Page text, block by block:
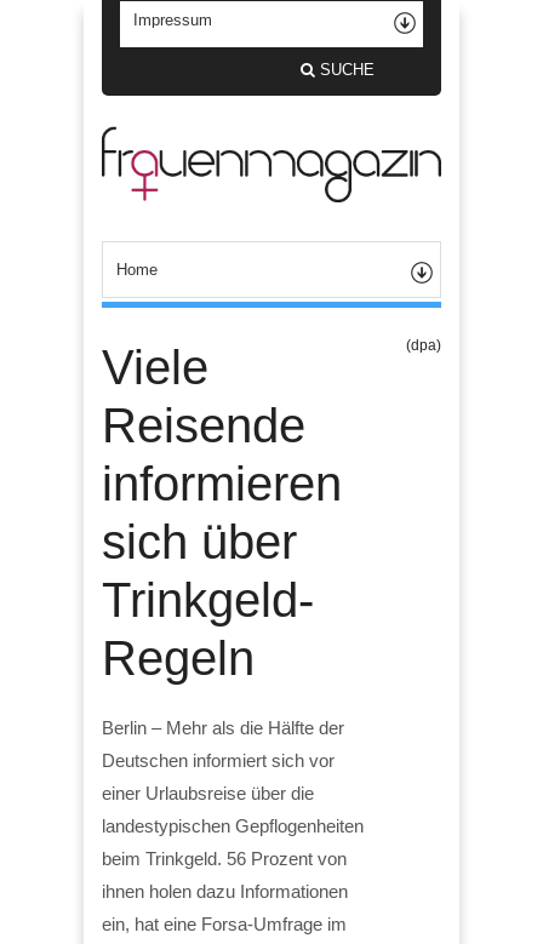
SUCHE
Viele
Reisende
informieren
sich über
Trinkgeld-
Regeln
(dpa)
Berlin – Mehr als die Hälfte der
Deutschen informiert sich vor
einer Urlaubsreise über die
landestypischen Gepflogenheiten
beim Trinkgeld. 56 Prozent von
ihnen holen dazu Informationen
ein, hat eine Forsa-Umfrage im